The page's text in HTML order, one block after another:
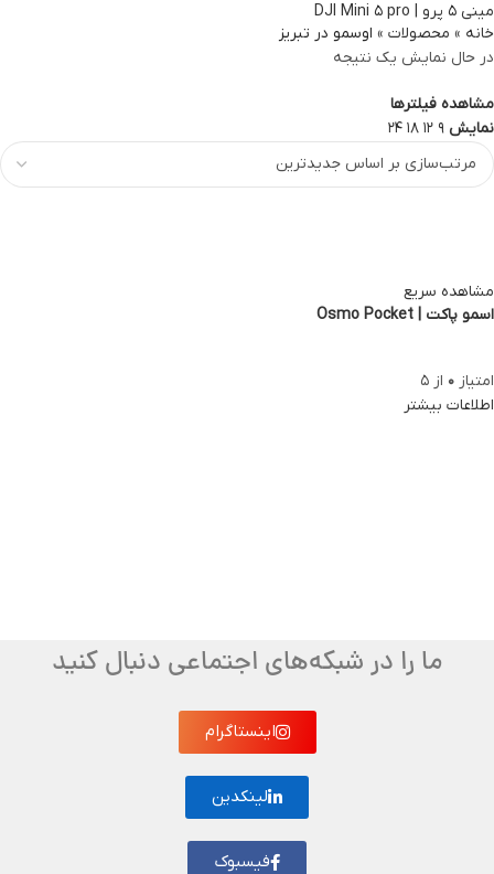
مینی ۵ پرو | DJI Mini ۵ pro
خانه » محصولات » اوسمو در تبریز
در حال نمایش یک نتیجه
مشاهده فیلترها
نمایش 9
12
18
24
مشاهده سریع
اسمو پاکت | Osmo Pocket
امتیاز 0 از 5
اطلاعات بیشتر
ما را در شبکه‌های اجتماعی دنبال کنید
اینستاگرام
لینکدین
فیسبوک